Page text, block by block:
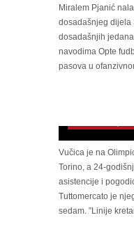
Miralem Pjanić
dosadašnjeg dijela
dosadašnjih
navodima Opte
pasova u
Novi
Vučica je na
Torino, a 24-
asistencije i
Tuttomercato je
sedam. ”Linije
Pjanić